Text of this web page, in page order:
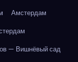
Амстердам
— Вишнёвый сад